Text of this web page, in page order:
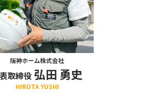
阪神ホーム株式会社
取締役 弘田 勇史
HIROTA YUSHI